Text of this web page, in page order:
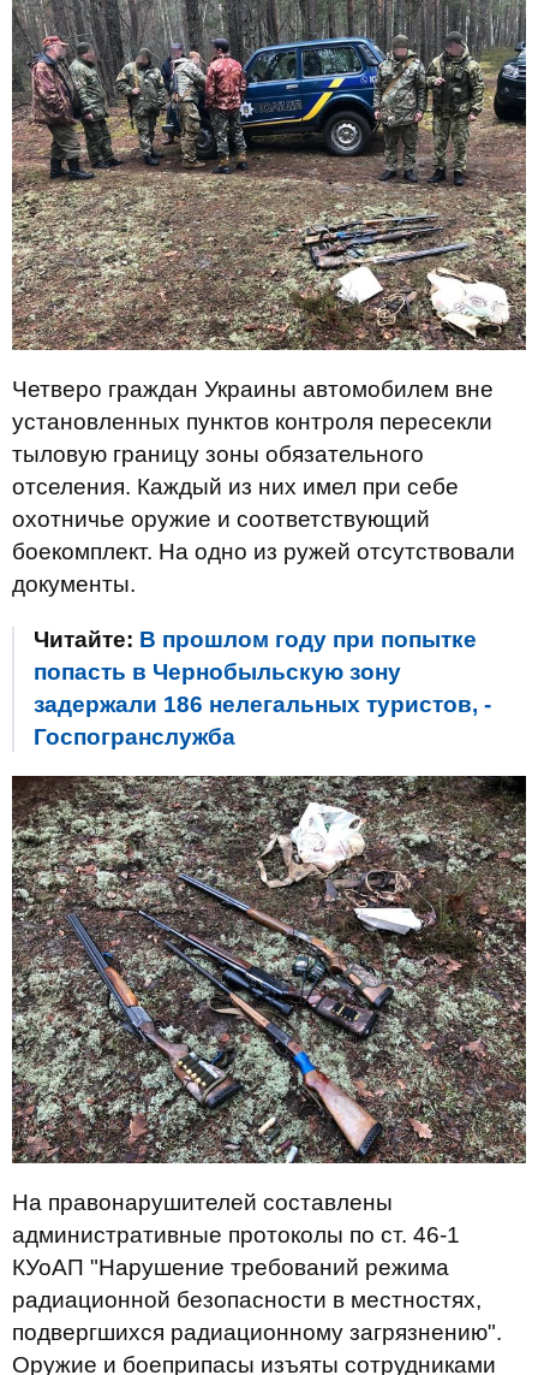
Четверо граждан Украины автомобилем вне
установленных пунктов контроля пересекли
тыловую границу зоны обязательного
отселения. Каждый из них имел при себе
охотничье оружие и соответствующий
боекомплект. На одно из ружей отсутствовали
документы.
Читайте: В прошлом году при попытке
попасть в Чернобыльскую зону
задержали 186 нелегальных туристов, -
Госпогранслужба
На правонарушителей составлены
административные протоколы по ст. 46-1
КУоАП "Нарушение требований режима
радиационной безопасности в местностях,
подвергшихся радиационному загрязнению".
Оружие и боеприпасы изъяты сотрудниками